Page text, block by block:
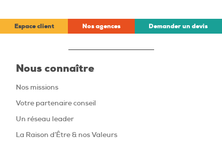
Espace client Nos agences Demander un devis
Nous connaître
Nos missions
Votre partenaire conseil
Un réseau leader
La Raison d’Être & nos Valeurs